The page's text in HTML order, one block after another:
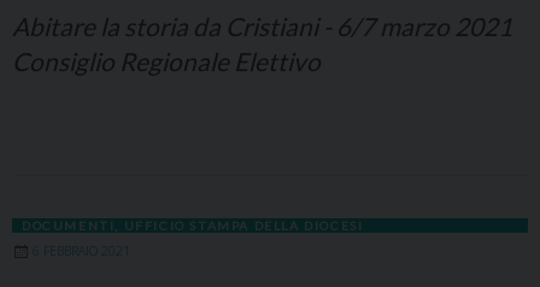
Abitare la storia da Cristiani - 6/7 marzo 2021
Consiglio Regionale Elettivo
DOCUMENTI UFFICIO STAMPA DELLA DIOCESI
6 FEBBRAIO 2021